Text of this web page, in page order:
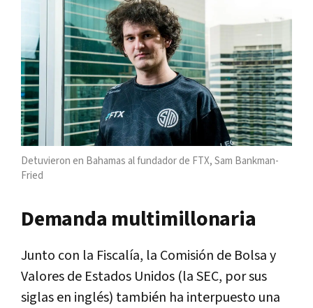
Detuvieron en Bahamas al fundador de FTX, Sam Bankman-
Fried
Demanda multimillonaria
Junto con la Fiscalía, la Comisión de Bolsa y
Valores de Estados Unidos (la SEC, por sus
siglas en inglés) también ha interpuesto una